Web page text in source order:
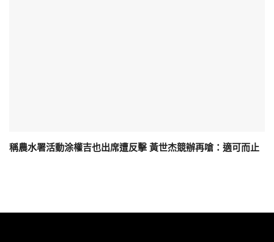
稱農水署活動涂權吉也出席遭反擊 黃世杰競辦再嗆：適可而止